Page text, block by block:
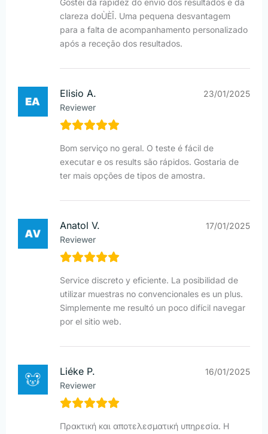
Gostei da rapidez do envio dos resultados e da
clareza doÙÈÎ. Uma pequena desvantagem
para a falta de acompanhamento personalizado
após a receção dos resultados.
Elisio A.
Reviewer
23/01/2025
Bom serviço no geral. O teste é fácil de
executar e os results são rápidos. Gostaria de
ter mais opções de tipos de amostra.
Anatol V.
Reviewer
17/01/2025
Service discreto y eficiente. La posibilidad de
utilizar muestras no convencionales es un plus.
Simplemente me resultó un poco difícil navegar
por el sitio web.
Liéke P.
Reviewer
16/01/2025
Πρακτική και αποτελεσματική υπηρεσία. Η